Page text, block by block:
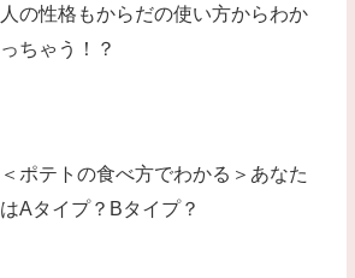
人の性格もからだの使い方からわか
っちゃう！？
＜ポテトの食べ方でわかる＞あなた
はAタイプ？Bタイプ？